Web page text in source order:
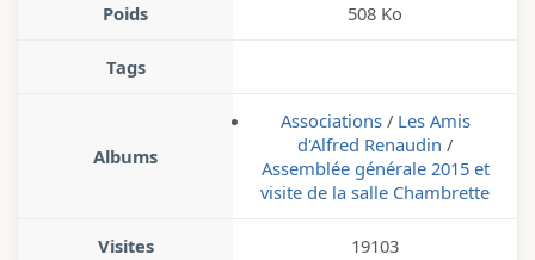
Poids 508 Ko
Tags
Albums
Associations/ Les Amis
d'Alfred Renaudin /
Assemblée générale 2015 et
visite de la salle Chambrette
Visites 19103